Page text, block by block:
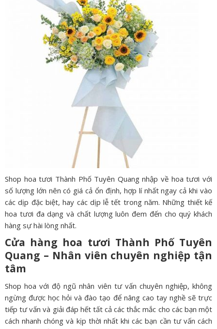
Shop hoa tươi Thành Phố Tuyên Quang nhập về hoa tươi với
số lượng lớn nên có giá cả ổn định, hợp lí nhất ngay cả khi vào
các dịp đặc biệt, hay các dịp lễ tết trong năm. Những thiết kế
hoa tươi đa dạng và chất lượng luôn đem đến cho quý khách
hàng sự hài lòng nhất.
Cửa hàng hoa tươi Thành Phố Tuyên
Quang – Nhân viên chuyên nghiệp tận
tâm
Shop hoa với độ ngũ nhân viên tư vấn chuyên nghiệp, không
ngừng được học hỏi và đào tạo để nâng cao tay nghề sẽ trực
tiếp tư vấn và giải đáp hết tất cả các thắc mắc cho các bạn một
cách nhanh chóng và kịp thời nhất khi các bạn cần tư vấn cách